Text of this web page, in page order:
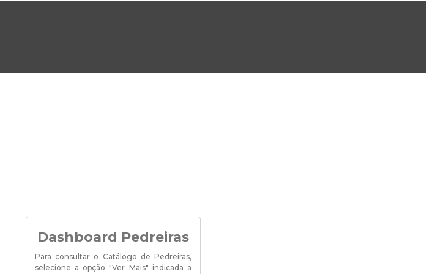
Dashboard Pedreiras
Para consultar o Catálogo de Pedreiras,
selecione a opção "Ver Mais" indicada a